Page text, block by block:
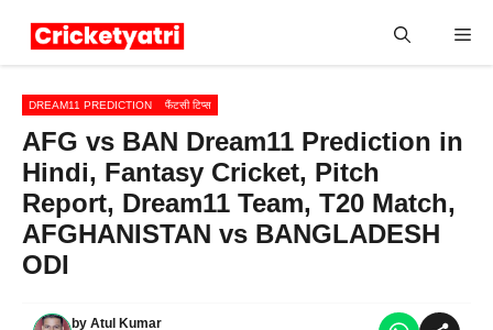
DREAM11 PREDICTION फैंटसी टिप्स
AFG vs BAN Dream11 Prediction in
Hindi, Fantasy Cricket, Pitch
Report, Dream11 Team, T20 Match,
AFGHANISTAN vs BANGLADESH
ODI
by Atul Kumar